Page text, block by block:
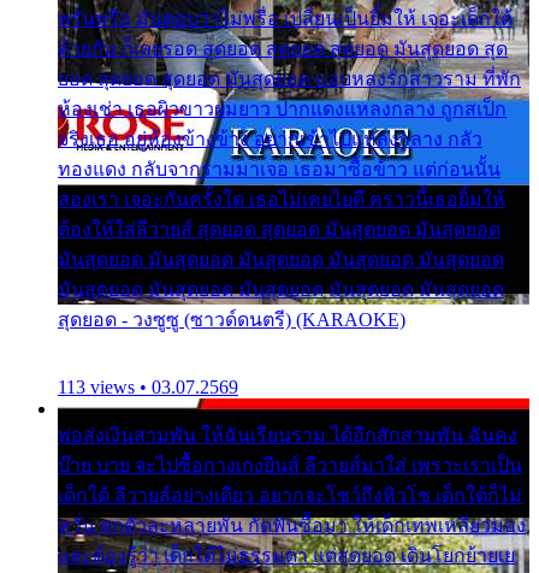
พรั่นพรือ มันตอบว่าไม่พรื่อ เปลี่ยนเป็นยิ้มให้ เจอะเด็กใต้
ด้วยกัน ก็เลยรอด สุดยอด สุดยอด สุดยอด มันสุดยอด สุด
ยอด สุดยอด สุดยอด มันสุดยอด แอบหลงรักสาวราม ที่พัก
ห้องเช่า เธอผิวขาวผมยาว ปากแดงแหลงกลาง ถูกสเป็ก
จริงเธอ อยู่ห้องข้างข้าง อยากเข้าไปแหลงกลาง กลัว
ทองแดง กลับจากรามมาเจอ เธอมาซื้อข้าว แต่ก่อนนั้น
สองเรา เจอะกันครั้งใด เธอไม่เคยไยดี คราวนี้เธอยิ้มให้
ต้องให้ใส่ลีวายส์ สุดยอด สุดยอด มันสุดยอด มันสุดยอด
มันสุดยอด มันสุดยอด มันสุดยอด มันสุดยอด มันสุดยอด
มันสุดยอด มันสุดยอด มันสุดยอด มันสุดยอด มันสุดยอด
สุดยอด - วงซูซู (ซาวด์ดนตรี) (KARAOKE)
113 views • 03.07.2569
พ่อส่งเงินสามพัน ให้ฉันเรียนราม ได้อีกสักสามพัน ฉันคง
บ๊าย บาย จะไปซื้อกางเกงยีนส์ ลีวายส์มาใส่ เพราะเราเป็น
เด็กใต้ ลีวายส์อย่างเดียว อยากจะโชว์ถึงหิวโซ เด็กใต้ก็ไม่
หวั่น ตกตัวละหลายพัน กัดฟันซื้อมา ให้เด็กเทพเหลียวมอง
และต้องรู้ว่า เด็กใต้ไม่ธรรมดา แต่สุดยอด เดินโยกย้ายเย